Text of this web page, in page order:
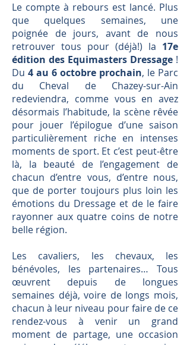
Le compte à rebours est lancé. Plus
que quelques semaines, une
poignée de jours, avant de nous
retrouver tous pour (déjà!) la 17e
édition des Equimasters Dressage !
Du 4 au 6 octobre prochain, le Parc
du Cheval de Chazey-sur-Ain
redeviendra, comme vous en avez
désormais l’habitude, la scène rêvée
pour jouer l’épilogue d’une saison
particulièrement riche en intenses
moments de sport. Et c’est peut-être
là, la beauté de l’engagement de
chacun d’entre vous, d’entre nous,
que de porter toujours plus loin les
émotions du Dressage et de le faire
rayonner aux quatre coins de notre
belle région.
Les cavaliers, les chevaux, les
bénévoles, les partenaires… Tous
œuvrent depuis de longues
semaines déjà, voire de longs mois,
chacun à leur niveau pour faire de ce
rendez-vous à venir un grand
moment de partage, une occasion